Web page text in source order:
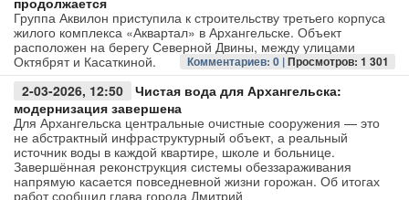
Общество
Культура
Медиа
Авто
Группа Аквилон приступила к строительству третьего корпуса
жилого комплекса «Аквартал» в Архангельске. Объект
расположен на берегу Северной Двины, между улицами
Октябрят и Касаткиной.
Комментариев: 0 |Просмотров: 1 301
2-03-2026, 12:50
Чистая вода для Архангельска:
модернизация завершена
Для Архангельска центральные очистные сооружения — это
не абстрактный инфраструктурный объект, а реальный
источник воды в каждой квартире, школе и больнице.
Завершённая реконструкция системы обеззараживания
напрямую касается повседневной жизни горожан. Об итогах
работ сообщил глава города Дмитрий